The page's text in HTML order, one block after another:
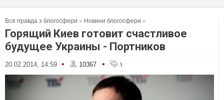
Вся правда з блогосфери » Новини блогосфери »
Горящий Киев готовит счастливое
будущее Украины - Портников
20.02.2014, 14:59 • 10367 • 3